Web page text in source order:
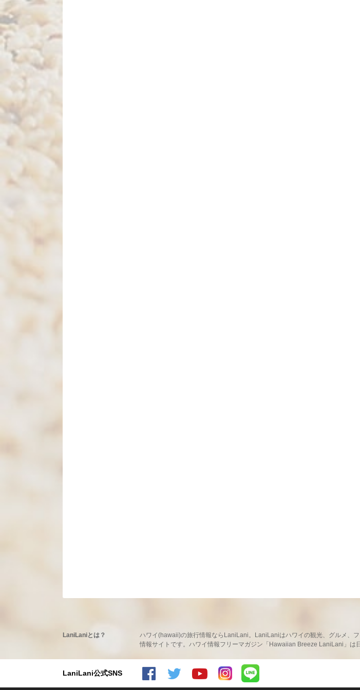
LaniLaniとは？
ハワイ(hawaii)の旅行情報ならLaniLani。LaniLaniはハワイの観光、グルメ、
情報サイトです。ハワイ情報フリーマガジン「Hawaiian Breeze LaniLani」は
LaniLani公式SNS
LaniLaniのFacebookを見る
LaniLaniのInstagramを見る LaniLaniのLINEを見る